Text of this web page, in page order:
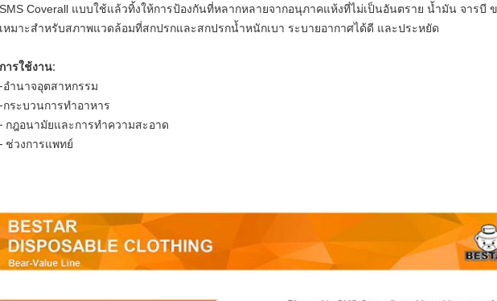
SMS Coverall แบบใช้แล้วทิ้งให้การป้องกันที่หลากหลายจากอนุภาคแห้งที่ไม่เป็นอันตราย น้ำมัน จารบี
เหมาะสำหรับสภาพแวดล้อมที่สกปรกและสกปรกน้ำหนักเบา ระบายอากาศได้ดี และประหยัด
การใช้งาน:
-อำนาจอุตสาหกรรม
-กระบวนการทำอาหาร
- กฎอนามัยและการทำความสะอาด
- ช่วงการแพทย์